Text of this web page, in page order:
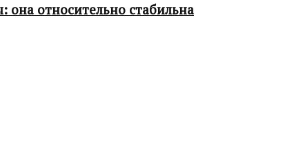
относительно стабильна